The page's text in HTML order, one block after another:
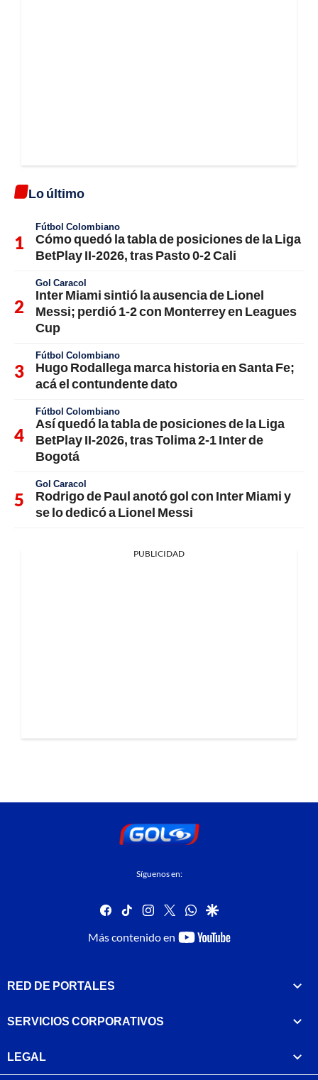
Lo último
Fútbol Colombiano
Cómo quedó la tabla de posiciones de la Liga
BetPlay II-2026, tras Pasto 0-2 Cali
Gol Caracol
Inter Miami sintió la ausencia de Lionel
Messi; perdió 1-2 con Monterrey en Leagues
Cup
Fútbol Colombiano
Hugo Rodallega marca historia en Santa Fe;
acá el contundente dato
Fútbol Colombiano
Así quedó la tabla de posiciones de la Liga
BetPlay II-2026, tras Tolima 2-1 Inter de
Bogotá
Gol Caracol
Rodrigo de Paul anotó gol con Inter Miami y
se lo dedicó a Lionel Messi
PUBLICIDAD
Síguenos en:
facebook
tiktok instagram
twitterwhatsapp
google
Más contenido en
youtube-
RED DE PORTALES
SERVICIOS CORPORATIVOS
LEGAL